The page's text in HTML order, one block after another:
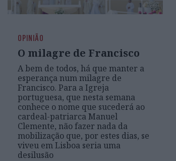
OPINIÃO
O milagre de Francisco
A bem de todos, há que manter a
esperança num milagre de
Francisco. Para a Igreja
portuguesa, que nesta semana
conhece o nome que sucederá ao
cardeal-patriarca Manuel
Clemente, não fazer nada da
mobilização que, por estes dias, se
viveu em Lisboa seria uma
desilusão